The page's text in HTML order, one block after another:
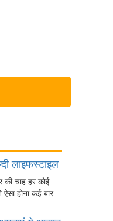
लाइफस्टाइल
चाह हर कोई
होना कई बार